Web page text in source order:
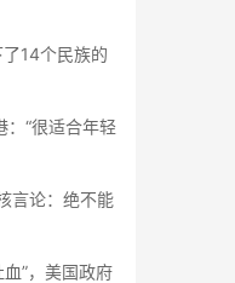
了14个民族的
：“很适合年轻
言论：绝不能
”，美国政府